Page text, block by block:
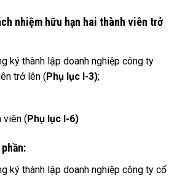
nhiệm hữu hạn hai thành viên trở
ký thành lập doanh nghiệp công ty
trở lên (Phụ lục I-3);
viên (Phụ lục I-6)
ký thành lập doanh nghiệp công ty cổ